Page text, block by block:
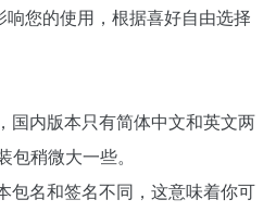
您的使用，根据喜好自由选择
国内版本只有简体中文和英文两
稍微大一些。
包名和签名不同，这意味着你可